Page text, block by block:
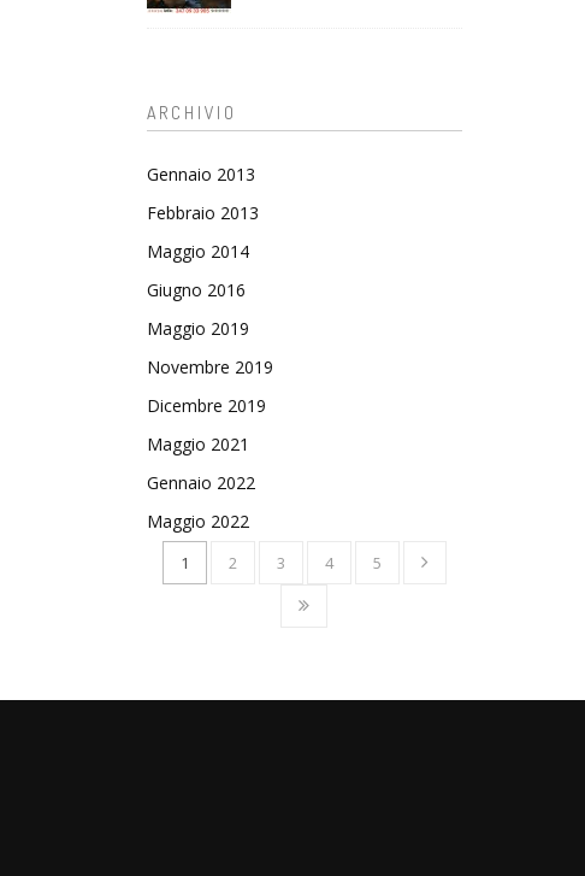
ARCHIVIO
Gennaio 2013
Febbraio 2013
Maggio 2014
Giugno 2016
Maggio 2019
Novembre 2019
Dicembre 2019
Maggio 2021
Gennaio 2022
Maggio 2022
1 2 3 4 5